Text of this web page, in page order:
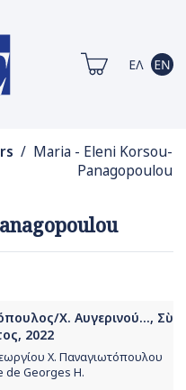
/ Maria - Eleni Korsou-
Panagopoulou
Χ. Αυγερινού..., Σὺ
2022
Χ. Παναγιωτόπουλου
de Georges H.